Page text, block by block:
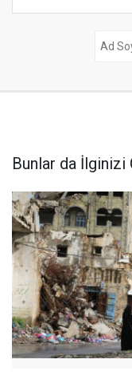
Bunlar da İlginizi